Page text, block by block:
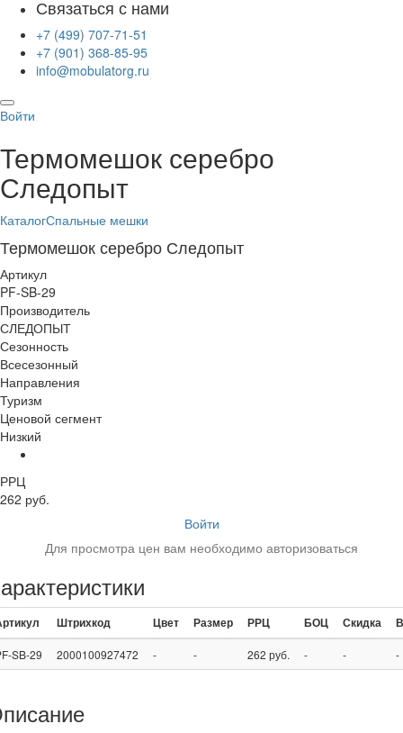
Связаться с нами
+7 (499) 707-71-51
+7 (901) 368-85-95
info@mobulatorg.ru
Войти
Термомешок серебро
Следопыт
КаталогСпальные мешки
Термомешок серебро Следопыт
Артикул
PF-SB-29
Производитель
СЛЕДОПЫТ
Сезонность
Всесезонный
Направления
Туризм
Ценовой сегмент
Низкий
РРЦ
262 руб.
Войти
Для просмотра цен вам необходимо авторизоваться
Штрихкод Цвет Размер РРЦ БОЦ Скидка
SB-29 2000100927472 - - 262 руб. - - -